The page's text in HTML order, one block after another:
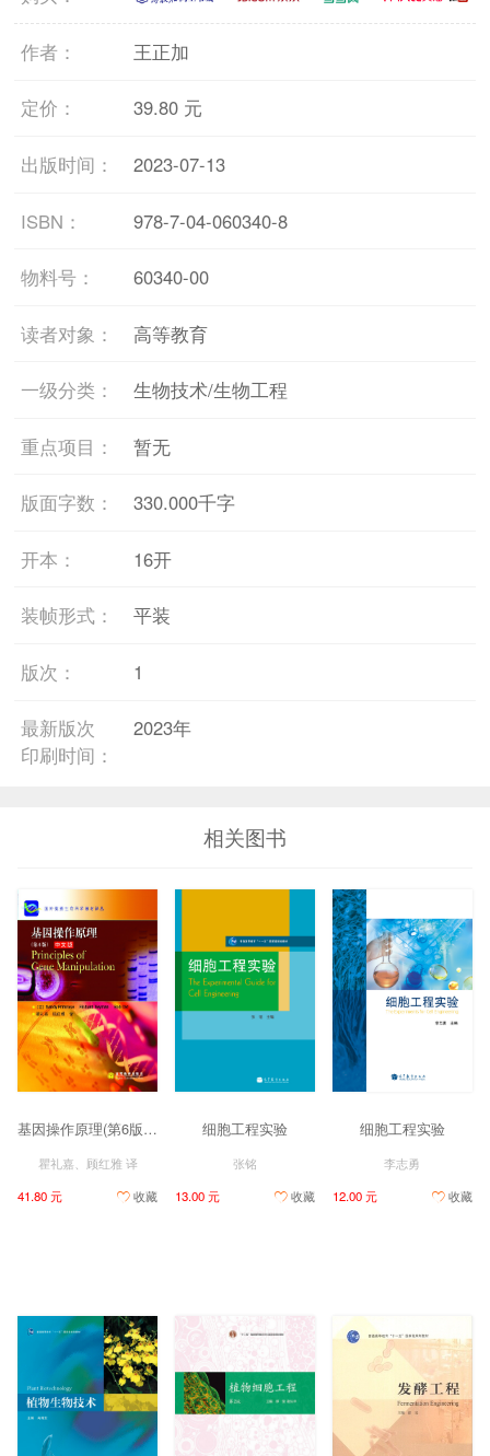
作者： 王正加
定价： 39.80 元
出版时间： 2023-07-13
ISBN： 978-7-04-060340-8
物料号： 60340-00
读者对象： 高等教育
一级分类： 生物技术/生物工程
重点项目： 暂无
版面字数： 330.000千字
开本： 16开
装帧形式： 平装
版次： 1
最新版次
印刷时间：
2023年
相关图书
基因操作原理(第6版)中文版
瞿礼嘉、顾红雅 译
41.80 元
收藏
细胞工程实验
张铭
13.00 元
收藏
细胞工程实验
李志勇
12.00 元
收藏